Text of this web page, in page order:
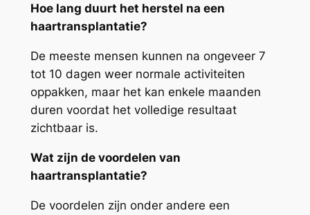
Hoe lang duurt het herstel na een
haartransplantatie?
De meeste mensen kunnen na ongeveer 7
tot 10 dagen weer normale activiteiten
oppakken, maar het kan enkele maanden
duren voordat het volledige resultaat
zichtbaar is.
Wat zijn de voordelen van
haartransplantatie?
De voordelen zijn onder andere een